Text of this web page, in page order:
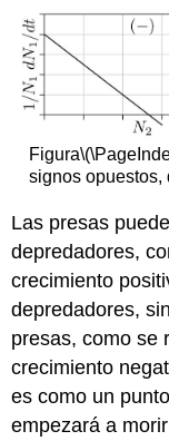
Figura
signos opuestos,
Las presas
depredadores,
crecimiento
depredadores,
presas, como se
crecimiento
es como un
empezará a